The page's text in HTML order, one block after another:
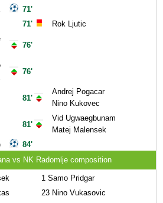
71'
71'
76'
76'
81'
81'
84'
Rok Ljutic
Andrej Pogacar
Nino Kukovec
Vid Ugwaegbunam
Matej Malensek
vs NK Radomlje composition
1 Samo Pridgar
23 Nino Vukasovic